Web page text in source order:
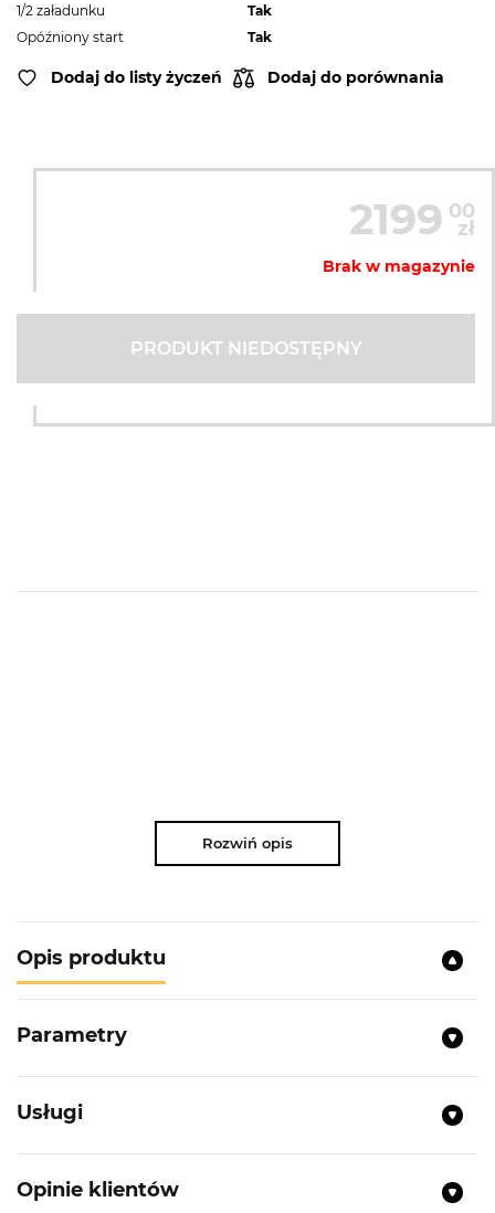
1/2 załadunku
Tak
Opóźniony start
Tak
Dodaj do listy życzeń Dodaj do porównania
2199 00
zł
Brak w magazynie
PRODUKT NIEDOSTĘPNY
Rozwiń opis
Opis produktu
Parametry
Usługi
Opinie klientów